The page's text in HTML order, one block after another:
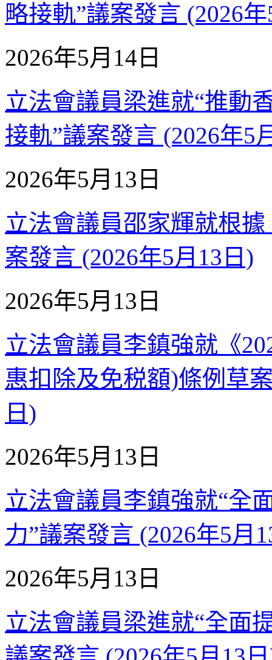
略接軌”議案發言 (2026
2026年5月14日
立法會議員梁進就“推動
接軌”議案發言 (2026年5
2026年5月13日
立法會議員邵家輝就根
案發言 (2026年5月13日)
2026年5月13日
立法會議員李鎮強就《
惠扣除及免税額)條例草
日)
2026年5月13日
立法會議員李鎮強就“全
力”議案發言 (2026年5月
2026年5月13日
立法會議員梁進就“全面